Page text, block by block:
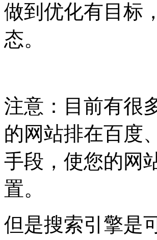
做到优化有目标
态。
注意：目前有很
的网站排在百度
手段，使您的网
置。
但是搜索引擎是